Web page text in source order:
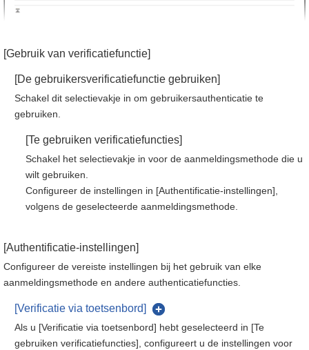
[Gebruik van verificatiefunctie]
[De gebruikersverificatiefunctie gebruiken]
Schakel dit selectievakje in om gebruikersauthenticatie te
gebruiken.
[Te gebruiken verificatiefuncties]
Schakel het selectievakje in voor de aanmeldingsmethode die u
wilt gebruiken.
Configureer de instellingen in [Authentificatie-instellingen],
volgens de geselecteerde aanmeldingsmethode.
[Authentificatie-instellingen]
Configureer de vereiste instellingen bij het gebruik van elke
aanmeldingsmethode en andere authenticatiefuncties.
[Verificatie via toetsenbord]
Als u [Verificatie via toetsenbord] hebt geselecteerd in [Te
gebruiken verificatiefuncties], configureert u de instellingen voor